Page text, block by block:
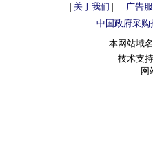
| 关于我们 | 广告
中国政府采购
本网站域
技术支
网